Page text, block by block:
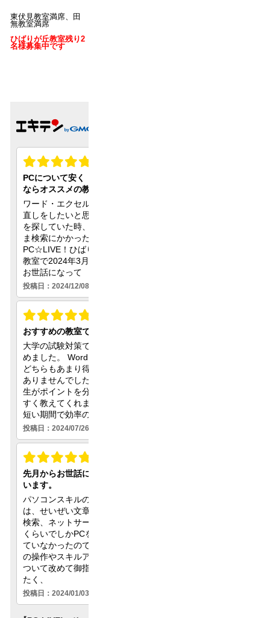
東伏見教室満席、田
無教室満席
ひばりが丘教室残り2
名様募集中です